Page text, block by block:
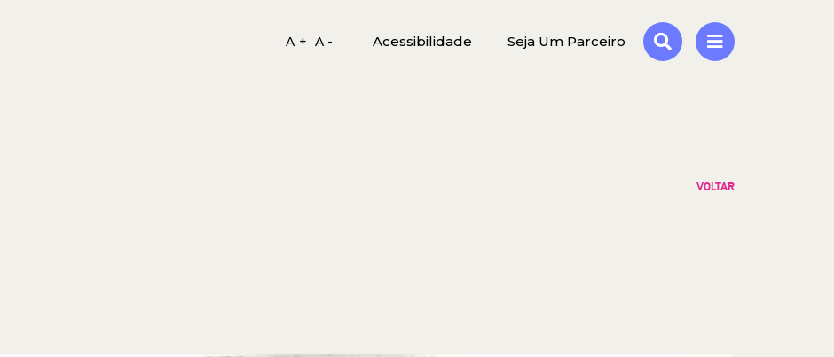
A + A - Acessibilidade Seja Um Parceiro
VOLTAR